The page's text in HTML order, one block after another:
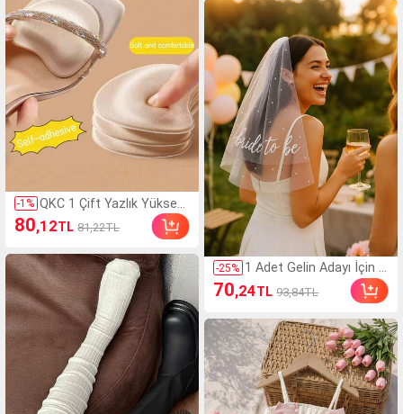
-1 % QKC 1 Çift Yazlık Yüksek
Topuklu Ön Ayak Kaymaz
Pedleri, Ter Emici ve Yast
er Malzemeden Üretilmiş
tir, Terli Ayaklı Kadınlar İçi
n Uygundur, Okula Dönüş
Malzemeleri, Kadınlar İçin
Ayakkabı Aksesuarları, Aç
ık Hava, Spor, Seyahat, E
v, Ofis, Okul İçin
80,12TL 81,22TL
ası, Tatil Seyahati Çantası, Ta
şınabilir, Hafif, Yer Tasarrufu
Sağlayan
-25% 1 Adet Gelin Adayı İçin T
araklı Duvaklı Taç, Bekarl
ığa Veda Gelin Adayı Nak
deli Kişiye Özel Gelin Du
vak Tacı Süslemesi, Bey
az Baş Aksesuarı, Bridal
Shower Hediyesi, Nişan
Malzemeleri, Düğün, Ned
ime Hediyelikleri
70,24TL 93,84TL